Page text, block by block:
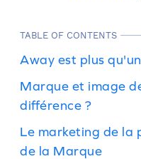
TABLE OF CONTENTS
Away est plus
Marque et image
différence ?
Le marketing de la
de la Marque